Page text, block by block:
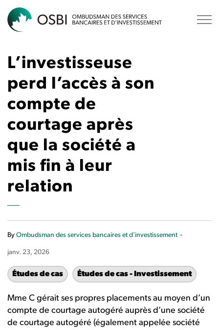
L’investisseuse
perd l’accès à son
compte de
courtage après
que la société a
mis fin à leur
relation
By Ombudsman des services bancaires et d'investissement -
janv. 23, 2026
Études de cas Études de cas - Investissement
Mme C gérait ses propres placements au moyen d’un
compte de courtage autogéré auprès d’une société
de courtage autogéré (également appelée société